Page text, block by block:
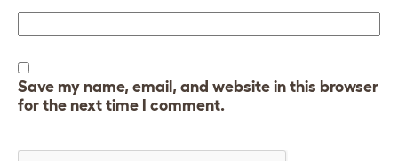
Save my name, email, and website in this browser
for the next time I comment.